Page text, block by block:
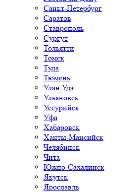
Санкт-Петербург
Саратов
Ставрополь
Сургут
Тольятти
Томск
Тула
Тюмень
Улан Удэ
Ульяновск
Уссурийск
Уфа
Хабаровск
Ханты-Мансийск
Челябинск
Чита
Южно-Cахалинск
Якутск
Ярославль